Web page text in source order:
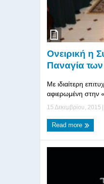
Ονειρική η
Παναγία
Με ιδιαίτερη
αφιερωμένη στην
15 Δεκεμβρίου, 2015
Read more